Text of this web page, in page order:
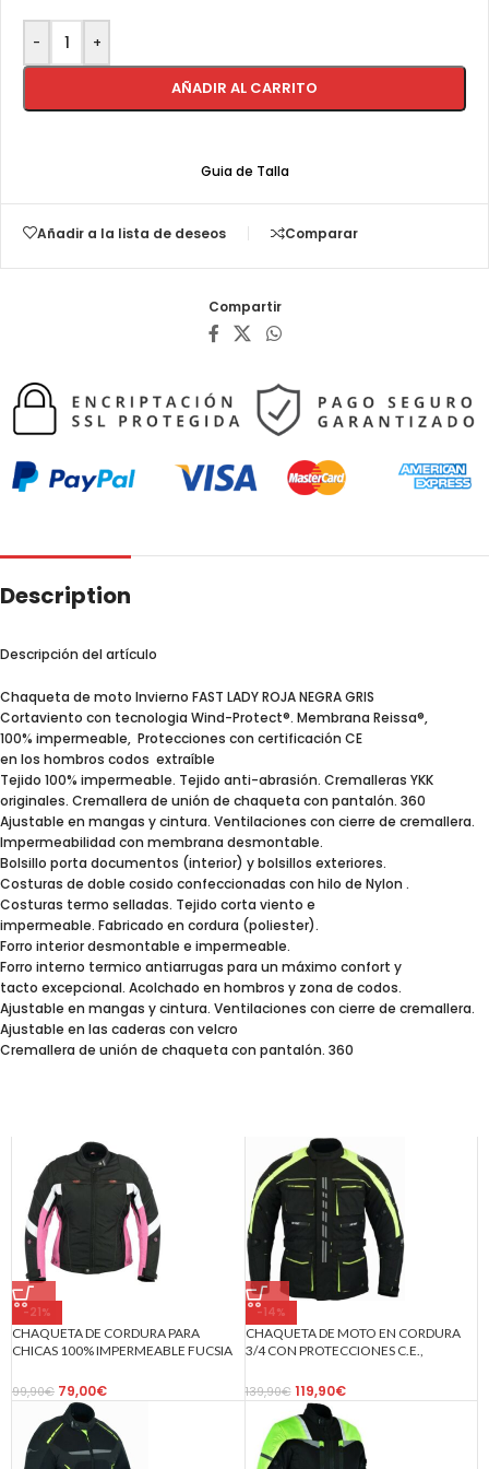
- +
AÑADIR AL CARRITO
Guia de Talla
Añadir a la lista de deseos Comparar
Compartir
Description
Descripción del artículo
Chaqueta de moto Invierno FAST LADY ROJA NEGRA GRIS
Cortaviento con tecnologia Wind-Protect®. Membrana Reissa®,
100% impermeable, Protecciones con certificación CE
en los hombros codos extraíble
Tejido 100% impermeable. Tejido anti-abrasión. Cremalleras YKK
originales. Cremallera de unión de chaqueta con pantalón. 360
Ajustable en mangas y cintura. Ventilaciones con cierre de cremallera.
Impermeabilidad con membrana desmontable.
Bolsillo porta documentos (interior) y bolsillos exteriores.
Costuras de doble cosido confeccionadas con hilo de Nylon .
Costuras termo selladas. Tejido corta viento e
impermeable. Fabricado en cordura (poliester).
Forro interior desmontable e impermeable.
Forro interno termico antiarrugas para un máximo confort y
tacto excepcional. Acolchado en hombros y zona de codos.
Ajustable en mangas y cintura. Ventilaciones con cierre de cremallera.
Ajustable en las caderas con velcro
Cremallera de unión de chaqueta con pantalón. 360
-21%
CHAQUETA DE CORDURA PARA
CHICAS 100% IMPERMEABLE FUCSIA
99,90€ 79,00€
-14%
CHAQUETA DE MOTO EN CORDURA
3/4 CON PROTECCIONES C.E.,
FLUOR/N
139,90€ 119,90€